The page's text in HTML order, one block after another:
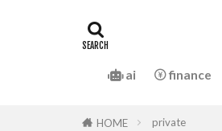
ai finance
HOME private